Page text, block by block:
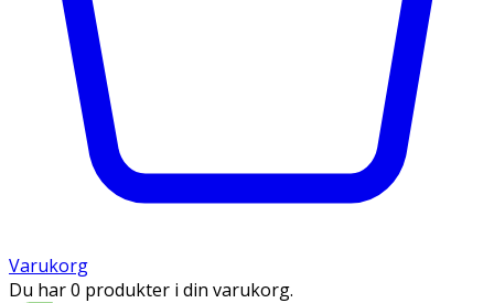
Varukorg
Du har 0 produkter i din varukorg.